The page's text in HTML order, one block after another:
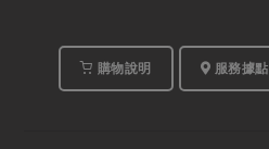
購物說明 服務據點